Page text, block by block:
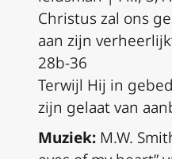
Christus zal ons
aan zijn
28b-36
Terwijl Hij in
zijn gelaat van
Muziek: M.W.